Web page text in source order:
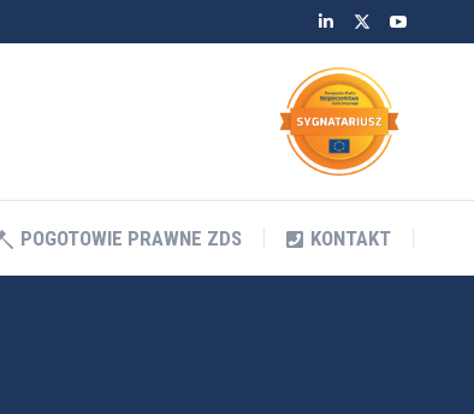
LinkedinTwitterYouTube
POGOTOWIE PRAWNE ZDS KONTAKT
POGOTOWIE PRAWNE ZDS KONTAKT